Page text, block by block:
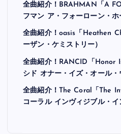
全曲紹介！BRAHMAN「A
フマン ア・フォーローン・ホ
全曲紹介！oasis「Heathen
ーザン・ケミストリー）
全曲紹介！RANCID「Honor
シド オナー・イズ・オール・
全曲紹介！The Coral「The
コーラル インヴィジブル・イ